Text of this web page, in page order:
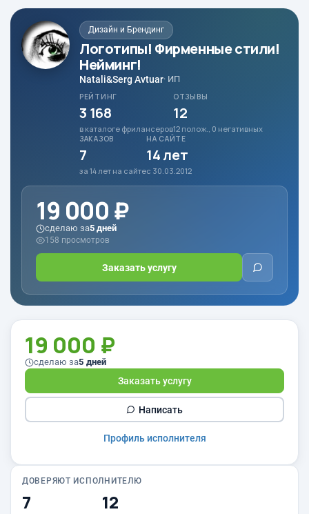
Дизайн и Брендинг
Логотипы! Фирменные стили!
Нейминг!
Natali&Serg Avtuar· ИП
РЕЙТИНГ
3 168
в каталоге фрилансеров
ОТЗЫВЫ
12
12 полож., 0 негативных
ЗАКАЗОВ
7
за 14 лет на сайте
НА САЙТЕ
14 лет
с 30.03.2012
19 000 ₽
сделаю за5 дней
158 просмотров
Заказать услугу
19 000 ₽
сделаю за5 дней
Заказать услугу
Написать
Профиль исполнителя
ДОВЕРЯЮТ ИСПОЛНИТЕЛЮ
7 12